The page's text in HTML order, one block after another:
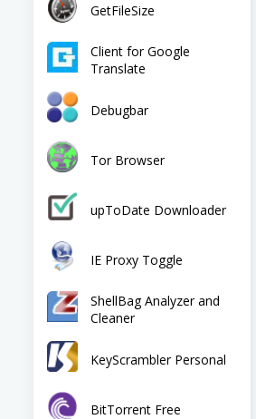
GetFileSize
Client for Google
Translate
Debugbar
Tor Browser
upToDate Downloader
IE Proxy Toggle
ShellBag Analyzer and
Cleaner
KeyScrambler Personal
BitTorrent Free